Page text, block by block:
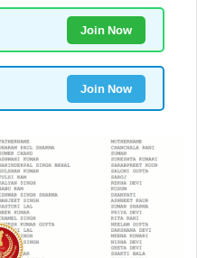
Join Now
Join Now